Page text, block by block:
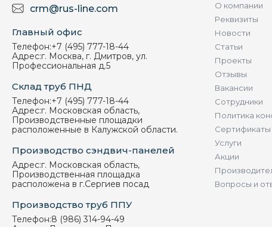
crm@rus-line.com
Главный офис
Телефон:+7 (495) 777-18-44
Адрес:г. Москва, г. Дмитров, ул.
Профессиональная д.5
Склад труб ПНД
Телефон:+7 (495) 777-18-44
Адрес:г. Московская область,
Производственные площадки
расположенные в Калужской области.
Производство сэндвич-панелей
Адрес:г. Московская область,
Производственная площадка
расположена в г.Сергиев посад
Производство труб ППУ
Телефон:8 (986) 314-94-49
О компании
Реквизиты
Новости
Статьи
Проекты
Отзывы
Вакансии
Сотрудники
Политика
Сертификаты
Услуги
Акции
Вопросы и